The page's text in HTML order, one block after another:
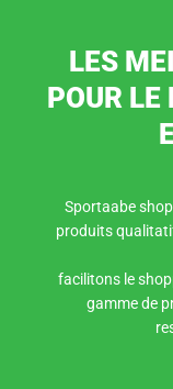
LES
POUR LE
Sportaabe
produits
facilitons le
gamme de